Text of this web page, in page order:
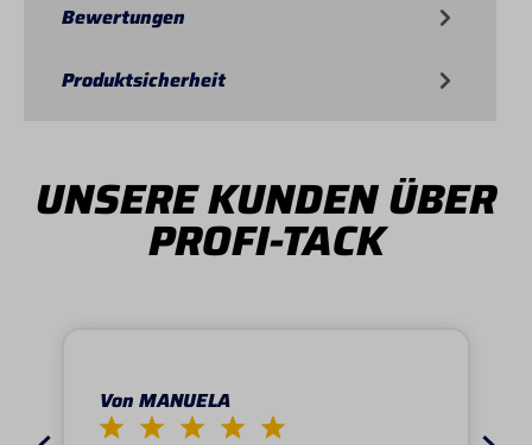
Bewertungen
Produktsicherheit
UNSERE KUNDEN ÜBER
PROFI-TACK
Von MANUELA